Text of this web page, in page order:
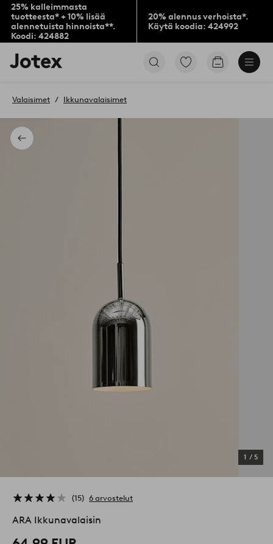
25% kalleimmasta
tuotteesta* + 10% lisää
alennetuista hinnoista**.
Koodi: 424882
20% alennus verhoista*.
Käytä koodia: 424992
Jotex-
logo
aloitussivulle
Siirry
Siirry
Takaisin
Valaisimet Ikkunavalaisimet
1 / 5
15 6 arvostelut
ARA Ikkunavalaisin